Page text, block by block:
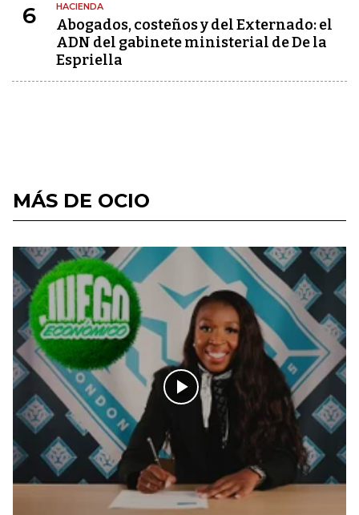
6 HACIENDA
Abogados, costeños y del Externado: el
ADN del gabinete ministerial de De la
Espriella
MÁS DE OCIO